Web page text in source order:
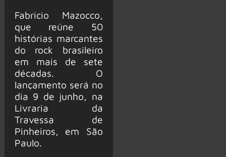
Fabricio Mazocco,
que reúne 50
histórias marcantes
do rock brasileiro
em mais de sete
décadas. O
lançamento será no
dia 9 de junho, na
Livraria da
Travessa de
Pinheiros, em São
Paulo.